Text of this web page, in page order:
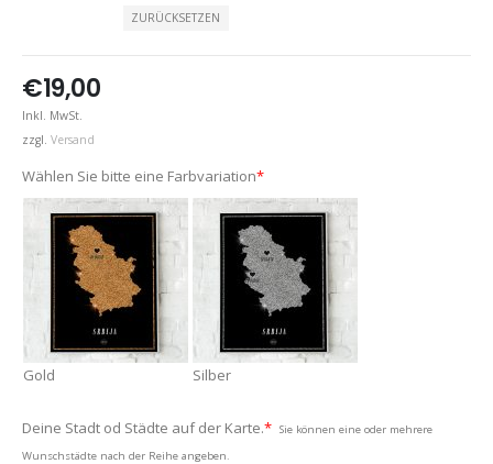
ZURÜCKSETZEN
€19,00
Inkl. MwSt.
zzgl. Versand
Wählen Sie bitte eine Farbvariation*
Gold Silber
Deine Stadt od Städte auf der Karte.* Sie können eine oder mehrere
Wunschstädte nach der Reihe angeben.